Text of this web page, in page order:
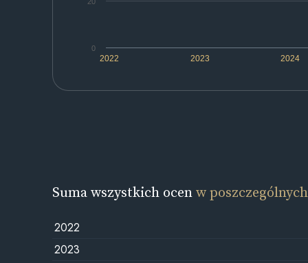
2022 2023 2024
0
Suma wszystkich ocenw
2022
2023